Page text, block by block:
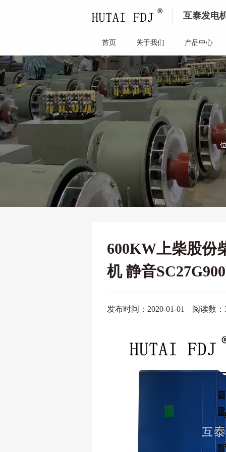
互泰发电
首页 关于我们 产品中心
600KW上柴股份
机 静音
发布时间：2020-01-01 阅读数：